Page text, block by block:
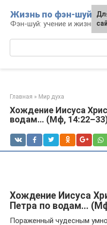
контенту
Жизнь по фэн-шуй
Фэн-шуй: учение и жизнь
Главная » Мир духа
Хождение Иисуса
водам… (Мф,
Хождение Иисуса
Петра по водам…
Пораженный чудесным